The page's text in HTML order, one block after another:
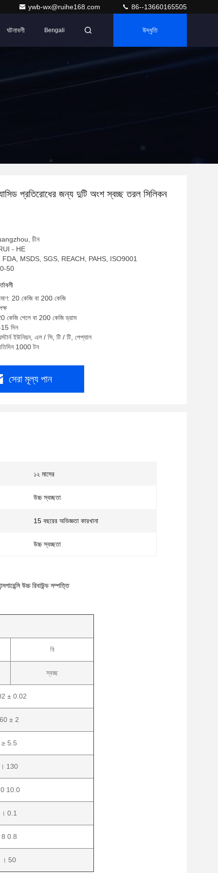
ywb-wx@ruihe168.com 86--13660165505
ঘটনাবলী Bengali উদ্ধৃতি
প্রতিরোধের জন্য দুটি অংশ স্বচ্ছ তরল সিলিকন
চীন
RUI - HE
FDA, MSDS, SGS, REACH, PAHS, ISO9001
50
20 কেজি বা 200 কেজি
কেজি পেলে বা 200 কেজি ড্রাম
দিন
ইউনিয়ন, এল / সি, টি / টি, পেপ্যাল
1000 টন
সেরা মূল্য পান
১২ মাসের
উচ্চ স্বচ্ছতা
15 বছরের অভিজ্ঞতা কারখানা
উচ্চ স্বচ্ছতা
উচ্চ রিবাউন্ড সম্পত্তি
বি
স্বচ্ছ
± 0.02
60 ± 2
≥ 5.5
। 130
.0 10.0
। 0.1
8 0.8
। 50